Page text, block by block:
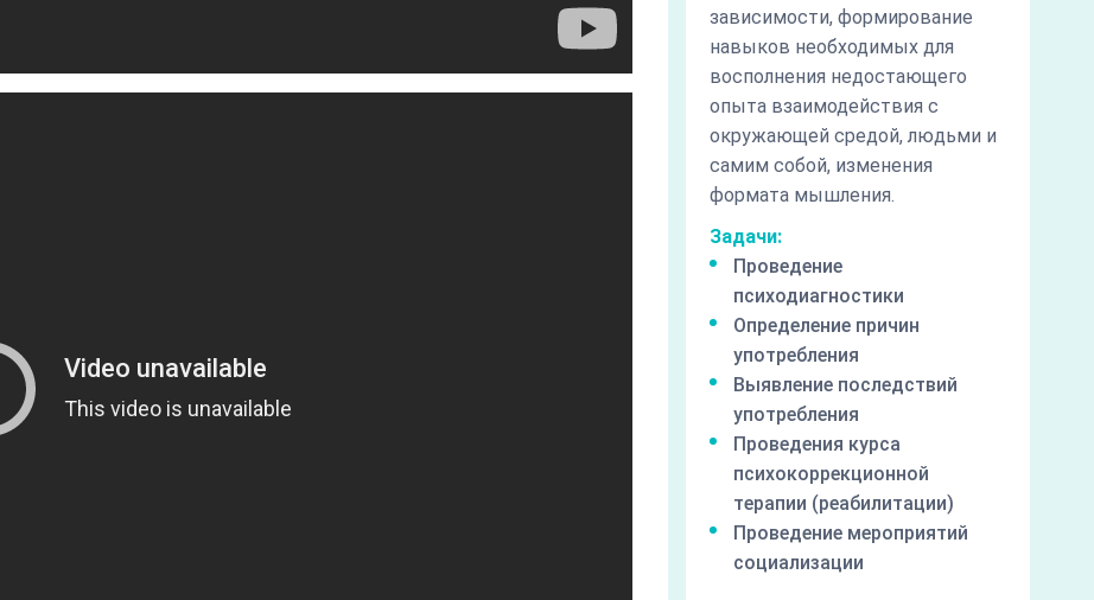
зависимости, формирование
навыков необходимых для
восполнения недостающего
опыта взаимодействия с
окружающей средой, людьми и
самим собой, изменения
формата мышления.
Задачи:
Проведение
психодиагностики
Определение причин
употребления
Выявление последствий
употребления
Проведения курса
психокоррекционной
терапии (реабилитации)
Проведение мероприятий
социализации